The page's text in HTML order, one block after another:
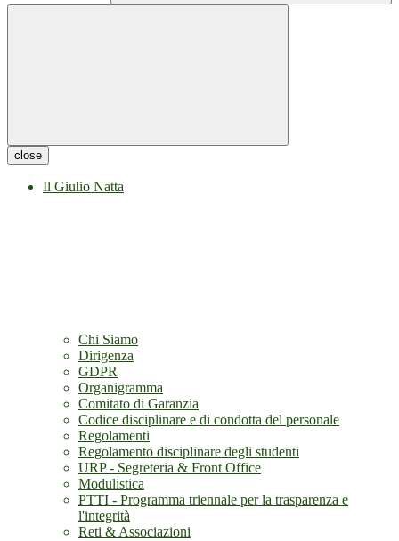
close
Il Giulio Natta
Chi Siamo
Dirigenza
GDPR
Organigramma
Comitato di Garanzia
Codice disciplinare e di condotta del personale
Regolamenti
Regolamento disciplinare degli studenti
URP - Segreteria & Front Office
Modulistica
PTTI - Programma triennale per la trasparenza e
l'integrità
Reti & Associazioni